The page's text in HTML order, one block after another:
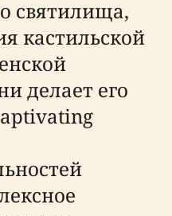
святилища,
кастильской
делает его